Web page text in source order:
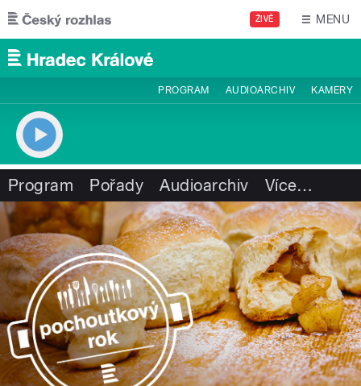
Přejít k hlavnímu obsahu
ŽIVĚ MENU
PROGRAM AUDIOARCHIV KAMERY
Program Pořady Audioarchiv Více…